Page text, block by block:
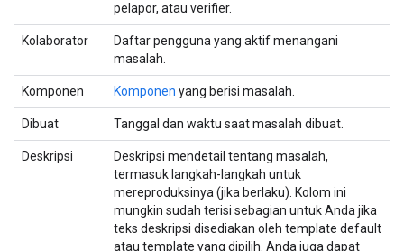
pelapor, atau verifier.
Kolaborator
Daftar pengguna yang aktif menangani
masalah.
Komponen Komponen yang berisi masalah.
Dibuat Tanggal dan waktu saat masalah dibuat.
Deskripsi
Deskripsi mendetail tentang masalah,
termasuk langkah-langkah untuk
mereproduksinya (jika berlaku). Kolom ini
mungkin sudah terisi sebagian untuk Anda jika
teks deskripsi disediakan oleh template default
atau template yang dipilih. Anda juga dapat